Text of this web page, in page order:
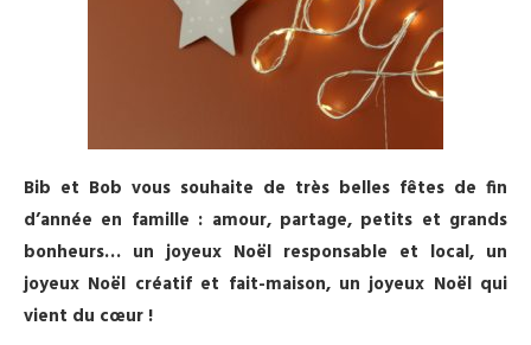
Bib et Bob vous souhaite de très belles fêtes de fin
d’année en famille : amour, partage, petits et grands
bonheurs… un joyeux Noël responsable et local, un
joyeux Noël créatif et fait-maison, un joyeux Noël qui
vient du cœur !